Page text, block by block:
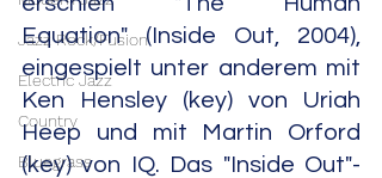
Jazz Rock/Fusion
Electric Jazz
Country
Bluegrass
Equation" (Inside Out, 2004),
eingespielt unter anderem mit
Ken Hensley (key) von Uriah
Heep und mit Martin Orford
(key) von IQ. Das "Inside Out"-